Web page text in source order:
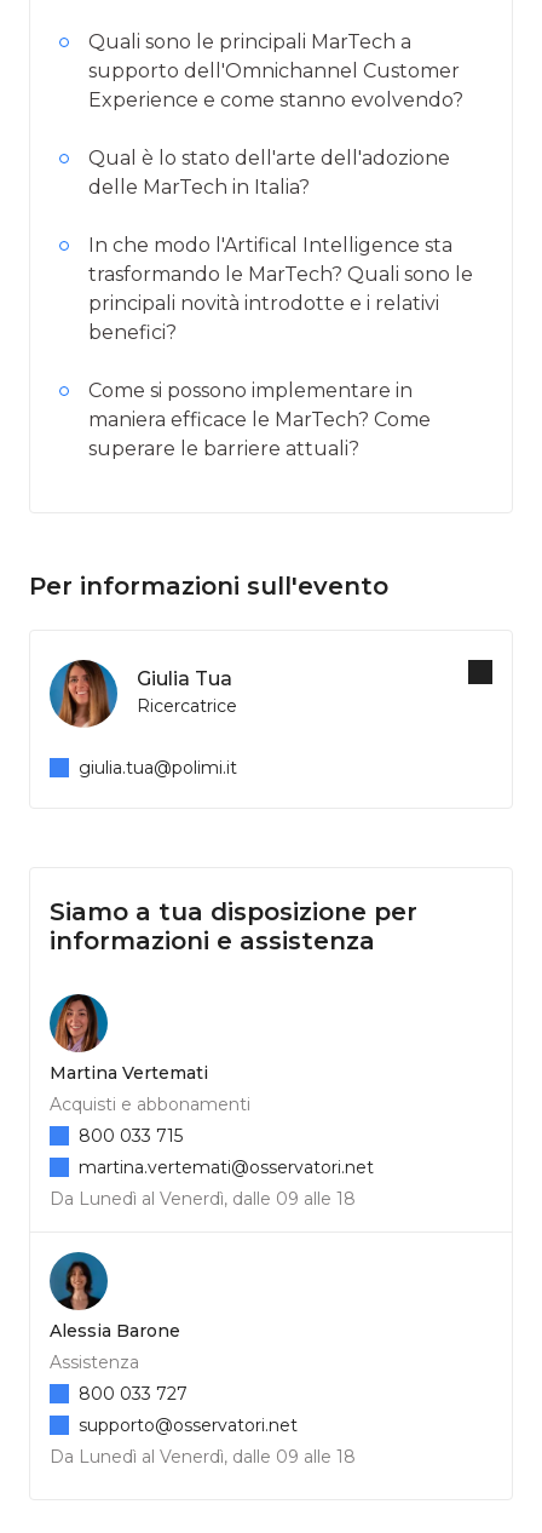
Quali sono le principali MarTech a
supporto dell'Omnichannel Customer
Experience e come stanno evolvendo?
Qual è lo stato dell'arte dell'adozione
delle MarTech in Italia?
In che modo l'Artifical Intelligence sta
trasformando le MarTech? Quali sono le
principali novità introdotte e i relativi
benefici?
Come si possono implementare in
maniera efficace le MarTech? Come
superare le barriere attuali?
Per informazioni sull'evento
Giulia Tua
Ricercatrice
giulia.tua@polimi.it
Siamo a tua disposizione per
informazioni e assistenza
Martina Vertemati
Acquisti e abbonamenti
Da Lunedì al Venerdì, dalle 09 alle 18
800 033 715
martina.vertemati@osservatori.net
Alessia Barone
Assistenza
Da Lunedì al Venerdì, dalle 09 alle 18
800 033 727
supporto@osservatori.net